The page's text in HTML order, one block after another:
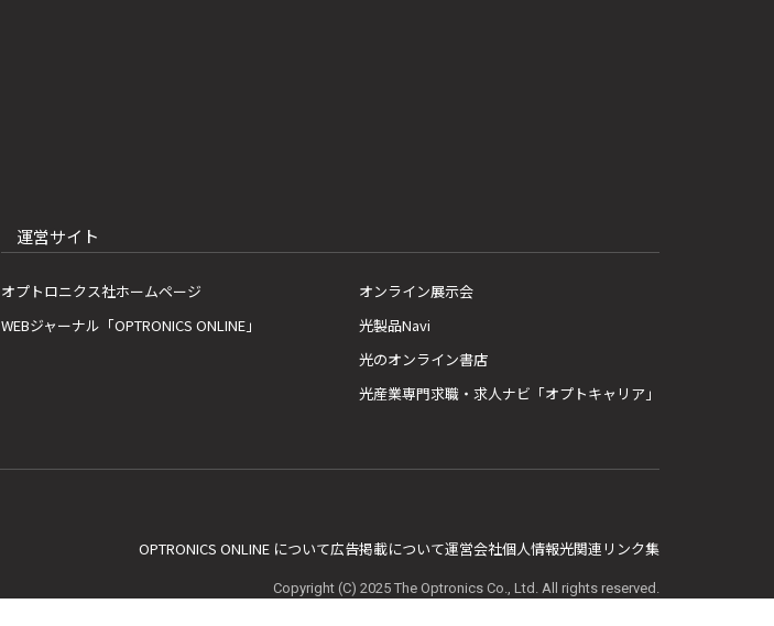
運営サイト
オプトロニクス社ホームページ
WEBジャーナル「OPTRONICS ONLINE」
オンライン展示会
光製品Navi
光のオンライン書店
光産業専門求職・求人ナビ「オプトキャリア」
OPTRONICS ONLINE について広告掲載について運営会社個人情報光関連リンク集
Copyright (C) 2025 The Optronics Co., Ltd. All rights reserved.